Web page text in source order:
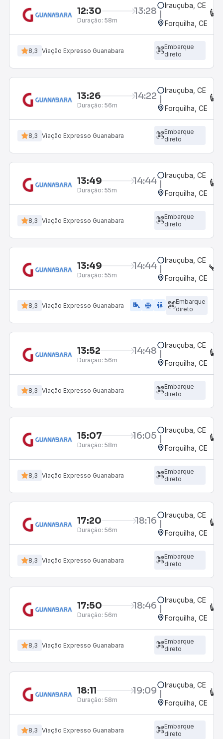
12:30 13:28
Duração: 58m
Irauçuba, CE
Forquilha, CE
8,3 Viação Expresso Guanabara
Embarque
direto
13:26 14:22
Duração: 56m
Irauçuba, CE
Forquilha, CE
8,3 Viação Expresso Guanabara
Embarque
direto
13:49 14:44
Duração: 55m
Irauçuba, CE
Forquilha, CE
8,3 Viação Expresso Guanabara
Embarque
direto
13:49 14:44
Duração: 55m
Irauçuba, CE
Forquilha, CE
8,3 Viação Expresso Guanabara airline_seat_legroom_extra ac_unit WC
Embarque
direto
13:52 14:48
Duração: 56m
Irauçuba, CE
Forquilha, CE
8,3 Viação Expresso Guanabara
Embarque
direto
15:07 16:05
Duração: 58m
Irauçuba, CE
Forquilha, CE
8,3 Viação Expresso Guanabara
Embarque
direto
17:20 18:16
Duração: 56m
Irauçuba, CE
Forquilha, CE
8,3 Viação Expresso Guanabara
Embarque
direto
17:50 18:46
Duração: 56m
Irauçuba, CE
Forquilha, CE
8,3 Viação Expresso Guanabara
Embarque
direto
18:11 19:09
Duração: 58m
Irauçuba, CE
Forquilha, CE
8,3 Viação Expresso Guanabara
Embarque
direto